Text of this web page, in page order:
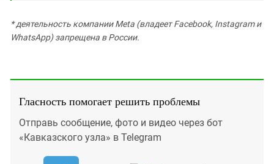
* деятельность компании Meta (владеет Facebook, Instagram и
WhatsApp) запрещена в России.
Гласность помогает решить проблемы
Отправь сообщение, фото и видео через бот
«Кавказского узла» в Telegram